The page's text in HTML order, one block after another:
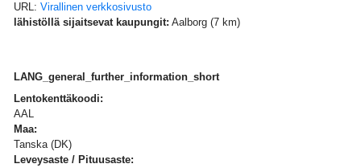
URL: Virallinen verkkosivusto
lähistöllä sijaitsevat kaupungit: Aalborg (7 km)
LANG_general_further_information_short
Lentokenttäkoodi:
AAL
Maa:
Tanska (DK)
Leveysaste / Pituusaste: